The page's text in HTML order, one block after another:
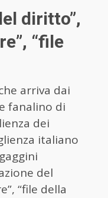
diritto”,
“file
arriva dai
fanalino di
dei
italiano
del
“file della